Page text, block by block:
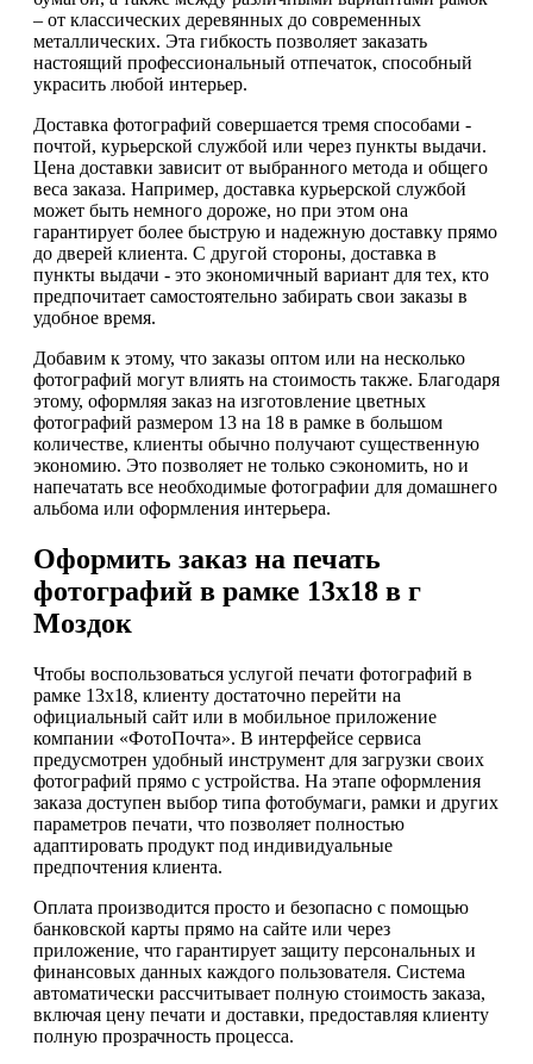
– от классических деревянных до современных
металлических. Эта гибкость позволяет заказать
настоящий профессиональный отпечаток, способный
украсить любой интерьер.
Доставка фотографий совершается тремя способами -
почтой, курьерской службой или через пункты выдачи.
Цена доставки зависит от выбранного метода и общего
веса заказа. Например, доставка курьерской службой
может быть немного дороже, но при этом она
гарантирует более быструю и надежную доставку прямо
до дверей клиента. С другой стороны, доставка в
пункты выдачи - это экономичный вариант для тех, кто
предпочитает самостоятельно забирать свои заказы в
удобное время.
Добавим к этому, что заказы оптом или на несколько
фотографий могут влиять на стоимость также. Благодаря
этому, оформляя заказ на изготовление цветных
фотографий размером 13 на 18 в рамке в большом
количестве, клиенты обычно получают существенную
экономию. Это позволяет не только сэкономить, но и
напечатать все необходимые фотографии для домашнего
альбома или оформления интерьера.
Оформить заказ на печать
фотографий в рамке 13х18 в г
Моздок
Чтобы воспользоваться услугой печати фотографий в
рамке 13х18, клиенту достаточно перейти на
официальный сайт или в мобильное приложение
компании «ФотоПочта». В интерфейсе сервиса
предусмотрен удобный инструмент для загрузки своих
фотографий прямо с устройства. На этапе оформления
заказа доступен выбор типа фотобумаги, рамки и других
параметров печати, что позволяет полностью
адаптировать продукт под индивидуальные
предпочтения клиента.
Оплата производится просто и безопасно с помощью
банковской карты прямо на сайте или через
приложение, что гарантирует защиту персональных и
финансовых данных каждого пользователя. Система
автоматически рассчитывает полную стоимость заказа,
включая цену печати и доставки, предоставляя клиенту
полную прозрачность процесса.